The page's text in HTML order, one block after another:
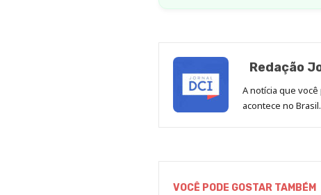
Redação
A notícia que
acontece no Brasil.
VOCÊ PODE GOSTAR TAMBÉM